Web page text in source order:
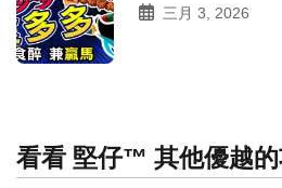
三月 3, 2026
看看 堅仔™ 其他優越